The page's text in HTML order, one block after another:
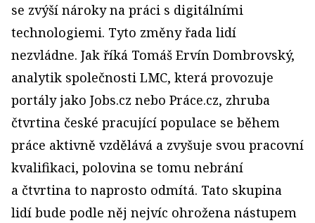
se zvýší nároky na práci s digitálními
technologiemi. Tyto změny řada lidí
nezvládne. Jak říká Tomáš Ervín Dombrovský,
analytik společnosti LMC, která provozuje
portály jako Jobs.cz nebo Práce.cz, zhruba
čtvrtina české pracující populace se během
práce aktivně vzdělává a zvyšuje svou pracovní
kvalifikaci, polovina se tomu nebrání
a čtvrtina to naprosto odmítá. Tato skupina
lidí bude podle něj nejvíc ohrožena nástupem